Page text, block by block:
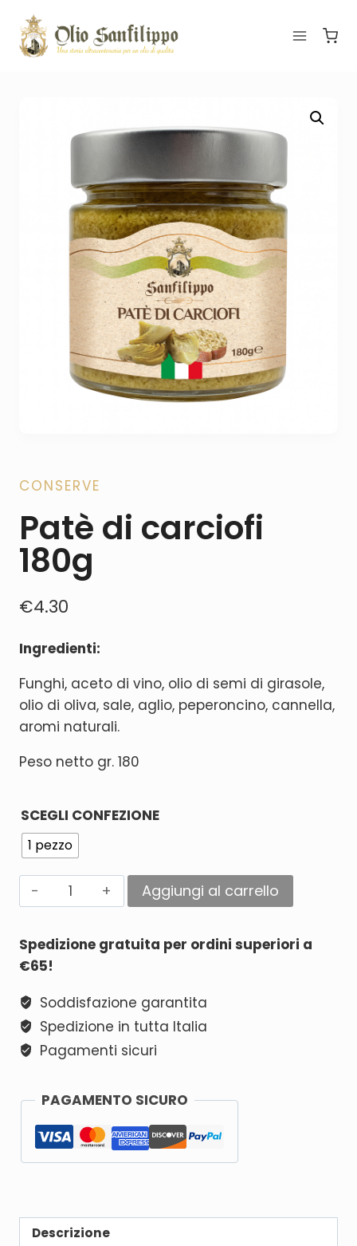
CONSERVE
Patè di carciofi
180g
€4.30
Ingredienti:
Funghi, aceto di vino, olio di semi di girasole,
olio di oliva, sale, aglio, peperoncino, cannella,
aromi naturali.
Peso netto gr. 180
SCEGLI CONFEZIONE
1 pezzo
Aggiungi al carrello
Spedizione gratuita per ordini superiori a
€65!
Soddisfazione garantita
Spedizione in tutta Italia
Pagamenti sicuri
PAGAMENTO SICURO
Descrizione